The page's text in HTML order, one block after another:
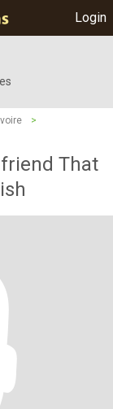
Login
>
That